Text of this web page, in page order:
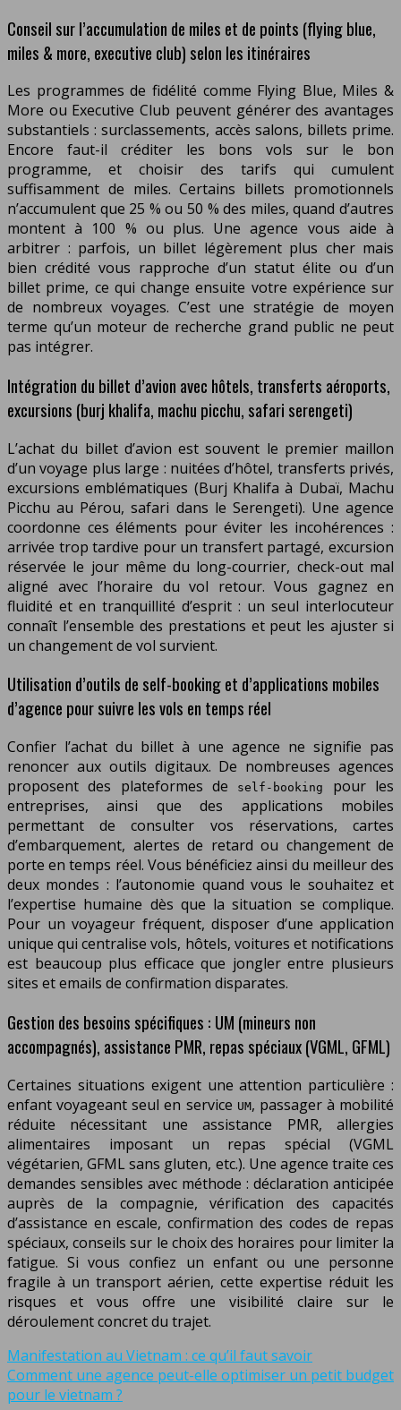
Conseil sur l’accumulation de miles et de points (flying blue,
miles & more, executive club) selon les itinéraires
Les programmes de fidélité comme Flying Blue, Miles &
More ou Executive Club peuvent générer des avantages
substantiels : surclassements, accès salons, billets prime.
Encore faut-il créditer les bons vols sur le bon
programme, et choisir des tarifs qui cumulent
suffisamment de miles. Certains billets promotionnels
n’accumulent que 25 % ou 50 % des miles, quand d’autres
montent à 100 % ou plus. Une agence vous aide à
arbitrer : parfois, un billet légèrement plus cher mais
bien crédité vous rapproche d’un statut élite ou d’un
billet prime, ce qui change ensuite votre expérience sur
de nombreux voyages. C’est une stratégie de moyen
terme qu’un moteur de recherche grand public ne peut
pas intégrer.
Intégration du billet d’avion avec hôtels, transferts aéroports,
excursions (burj khalifa, machu picchu, safari serengeti)
L’achat du billet d’avion est souvent le premier maillon
d’un voyage plus large : nuitées d’hôtel, transferts privés,
excursions emblématiques (Burj Khalifa à Dubaï, Machu
Picchu au Pérou, safari dans le Serengeti). Une agence
coordonne ces éléments pour éviter les incohérences :
arrivée trop tardive pour un transfert partagé, excursion
réservée le jour même du long-courrier, check-out mal
aligné avec l’horaire du vol retour. Vous gagnez en
fluidité et en tranquillité d’esprit : un seul interlocuteur
connaît l’ensemble des prestations et peut les ajuster si
un changement de vol survient.
Utilisation d’outils de self-booking et d’applications mobiles
d’agence pour suivre les vols en temps réel
Confier l’achat du billet à une agence ne signifie pas
renoncer aux outils digitaux. De nombreuses agences
proposent des plateformes de
self-booking
pour les
entreprises, ainsi que des applications mobiles
permettant de consulter vos réservations, cartes
d’embarquement, alertes de retard ou changement de
porte en temps réel. Vous bénéficiez ainsi du meilleur des
deux mondes : l’autonomie quand vous le souhaitez et
l’expertise humaine dès que la situation se complique.
Pour un voyageur fréquent, disposer d’une application
unique qui centralise vols, hôtels, voitures et notifications
est beaucoup plus efficace que jongler entre plusieurs
sites et emails de confirmation disparates.
Gestion des besoins spécifiques : UM (mineurs non
accompagnés), assistance PMR, repas spéciaux (VGML, GFML)
Certaines situations exigent une attention particulière :
enfant voyageant seul en service UM, passager à mobilité
réduite nécessitant une assistance PMR, allergies
alimentaires imposant un repas spécial (VGML
végétarien, GFML sans gluten, etc.). Une agence traite ces
demandes sensibles avec méthode : déclaration anticipée
auprès de la compagnie, vérification des capacités
d’assistance en escale, confirmation des codes de repas
spéciaux, conseils sur le choix des horaires pour limiter la
fatigue. Si vous confiez un enfant ou une personne
fragile à un transport aérien, cette expertise réduit les
risques et vous offre une visibilité claire sur le
déroulement concret du trajet.
Manifestation au Vietnam : ce qu’il faut savoir
Comment une agence peut-elle optimiser un petit budget
pour le vietnam ?